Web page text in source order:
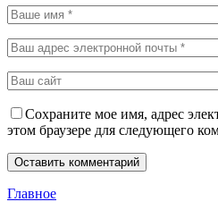
Сохраните мое имя, адрес
этом браузере для следующего
Главное